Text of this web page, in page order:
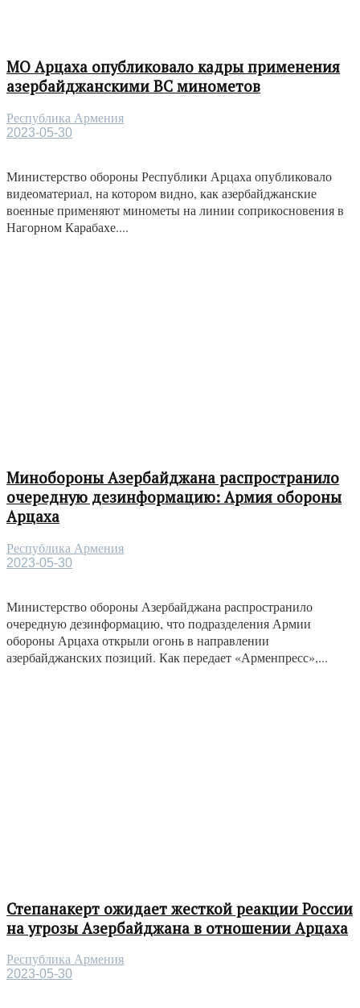
МО Арцаха опубликовало кадры применения
азербайджанскими ВС минометов
Республика Армения
2023-05-30
Министерство обороны Республики Арцаха опубликовало
видеоматериал, на котором видно, как азербайджанские
военные применяют минометы на линии соприкосновения в
Нагорном Карабахе....
Минобороны Азербайджана распространило
очередную дезинформацию: Армия обороны
Арцаха
Республика Армения
2023-05-30
Министерство обороны Азербайджана распространило
очередную дезинформацию, что подразделения Армии
обороны Арцаха открыли огонь в направлении
азербайджанских позиций. Как передает «Арменпресс»,...
Степанакерт ожидает жесткой реакции России
на угрозы Азербайджана в отношении Арцаха
Республика Армения
2023-05-30